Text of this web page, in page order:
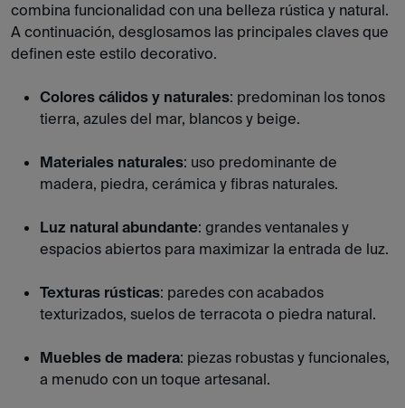
combina funcionalidad con una belleza rústica y natural.
A continuación, desglosamos las principales claves que
definen este estilo decorativo.
Colores cálidos y naturales: predominan los tonos
tierra, azules del mar, blancos y beige.
Materiales naturales: uso predominante de
madera, piedra, cerámica y fibras naturales.
Luz natural abundante: grandes ventanales y
espacios abiertos para maximizar la entrada de luz.
Texturas rústicas: paredes con acabados
texturizados, suelos de terracota o piedra natural.
Muebles de madera: piezas robustas y funcionales,
a menudo con un toque artesanal.